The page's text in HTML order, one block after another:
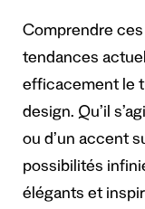
Comprendre
tendances
efficacement le
design. Qu’il
ou d’un accent
possibilités
élégants et